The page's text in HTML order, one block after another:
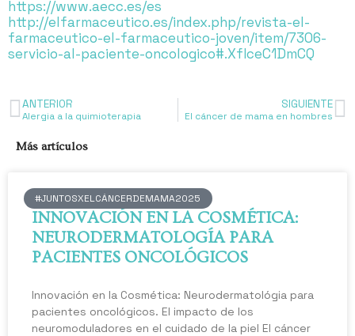
https://www.aecc.es/es
http://elfarmaceutico.es/index.php/revista-el-
farmaceutico-el-farmaceutico-joven/item/7306-
servicio-al-paciente-oncologico#.XfIceC1DmCQ
ANTERIOR
Alergia a la quimioterapia
SIGUIENTE
El cáncer de mama en hombres
Más artículos
#JUNTOSXELCÁNCERDEMAMA2025
INNOVACIÓN EN LA COSMÉTICA:
NEURODERMATOLOGÍA PARA
PACIENTES ONCOLÓGICOS
Innovación en la Cosmética: Neurodermatológia para
pacientes oncológicos. El impacto de los
neuromoduladores en el cuidado de la piel El cáncer